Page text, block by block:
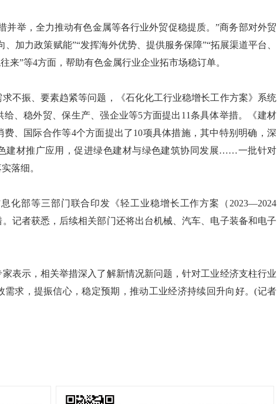
举，全力推动有色金属等各行业外贸促稳提质。”商务部对外贸
加力政策赋能”“发挥海外优势、提供服务保障”“拓展渠道平台、
来”等4方面，帮助有色金属行业企业拓市场稳订单。
振、要素趋紧等问题，《石化化工行业稳增长工作方案》系统
、稳外贸、保生产、强企业等5方面提出11条具体举措。《建材
、国际合作等4个方面提出了10项具体措施，其中特别明确，深
建材推广应用，促进绿色建材与绿色建筑协同发展……一批针对
落细。
部等三部门联合印发《轻工业稳增长工作方案（2023—2024
记者获悉，后续相关部门还将出台机械、汽车、电子装备和电子
示，相关举措深入了解新情况新问题，针对工业经济支柱行业
求，提振信心，稳定预期，推动工业经济持续回升向好。(记者